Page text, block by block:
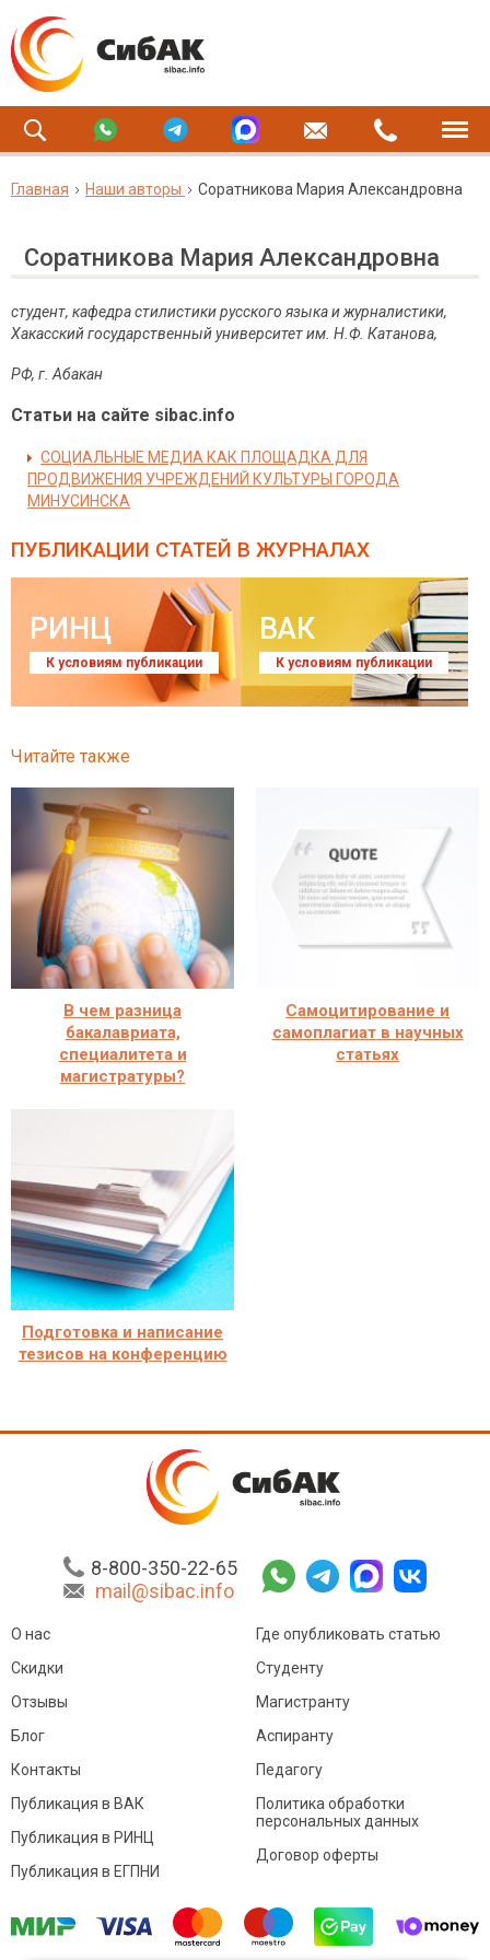
Главная Наши авторы Соратникова Мария Александровна
Соратникова Мария Александровна
студент, кафедра стилистики русского языка и журналистики,
Хакасский государственный университет им. Н.Ф. Катанова,
РФ, г. Абакан
Статьи на сайте sibac.info
СОЦИАЛЬНЫЕ МЕДИА КАК ПЛОЩАДКА ДЛЯ
ПРОДВИЖЕНИЯ УЧРЕЖДЕНИЙ КУЛЬТУРЫ ГОРОДА
МИНУСИНСКА
ПУБЛИКАЦИИ СТАТЕЙ В ЖУРНАЛАХ
РИНЦ
К условиям публикации
ВАК
К условиям публикации
Читайте также
В чем разница
бакалавриата,
специалитета и
магистратуры?
Самоцитирование и
самоплагиат в научных
статьях
Подготовка и написание
тезисов на конференцию
8-800-350-22-65
mail@sibac.info
О нас
Скидки
Отзывы
Блог
Контакты
Где опубликовать статью
Студенту
Магистранту
Аспиранту
Педагогу
Публикация в ВАК
Публикация в РИНЦ
Публикация в ЕГПНИ
Политика обработки
персональных данных
Договор оферты